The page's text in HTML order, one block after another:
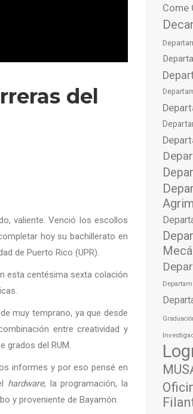
del
valiente. Venció los escollos
hoy su bachillerato en
de Puerto Rico (UPR).
esta centésima sexta colación
muy temprano, ya que desde
entre creatividad y
grados del RUM.
informes y por eso pensé en
hardware, la programación, la
y proveniente de Bayamón.
Come